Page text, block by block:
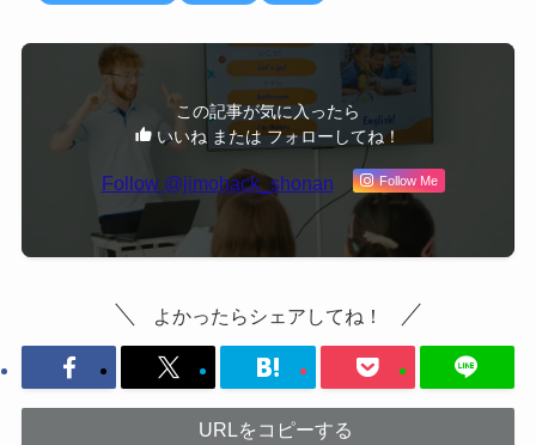
この記事が気に入ったら
いいね または フォローしてね！
Follow @jimohack_shonan Follow Me
よかったらシェアしてね！
URLをコピーする